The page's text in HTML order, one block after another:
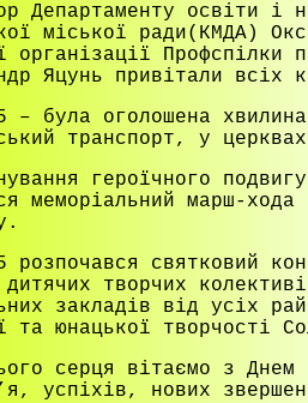
Департаменту освіти і
міської ради(КМДА)
організації Профспілки
Яцунь привітали всіх
– була оголошена
транспорт, у
героїчного
меморіальний марш-
розпочався святковий
дитячих творчих
закладів від усіх
та юнацької творчості
серця вітаємо з Днем
успіхів, нових